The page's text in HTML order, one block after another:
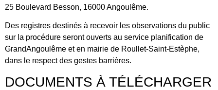
25 Boulevard Besson, 16000 Angoulême.
Des registres destinés à recevoir les observations du public
sur la procédure seront ouverts au service planification de
GrandAngoulême et en mairie de Roullet-Saint-Estèphe,
dans le respect des gestes barrières.
DOCUMENTS À TÉLÉCHARGER